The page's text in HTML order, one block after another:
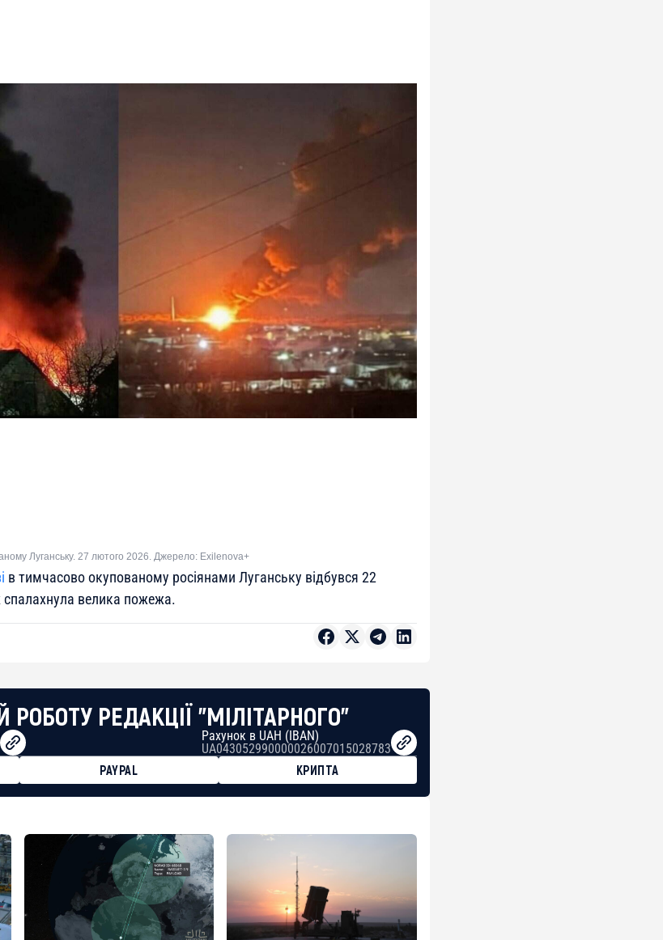
Луганську. 27 лютого 2026. Джерело: Exilenova+
в тимчасово окупованому росіянами Луганську відбувся 22
спалахнула велика пожежа.
РОБОТУ РЕДАКЦІЇ "МІЛІТАРНОГО"
Рахунок в UAH (IBAN)
UA043052990000026007015028783
PAYPAL
КРИПТА